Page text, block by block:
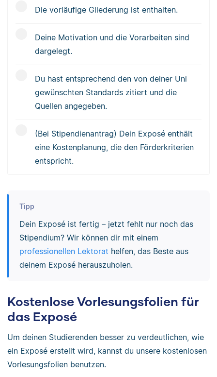
Die vorläufige Gliederung ist enthalten.
Deine Motivation und die Vorarbeiten sind
dargelegt.
Du hast entsprechend den von deiner Uni
gewünschten Standards zitiert und die
Quellen angegeben.
(Bei Stipendienantrag) Dein Exposé enthält
eine Kostenplanung, die den Förderkriterien
entspricht.
Tipp
Dein Exposé ist fertig – jetzt fehlt nur noch das
Stipendium? Wir können dir mit einem
professionellen Lektorat helfen, das Beste aus
deinem Exposé herauszuholen.
Kostenlose Vorlesungsfolien für
das Exposé
Um deinen Studierenden besser zu verdeutlichen, wie
ein Exposé erstellt wird, kannst du unsere kostenlosen
Vorlesungsfolien benutzen.